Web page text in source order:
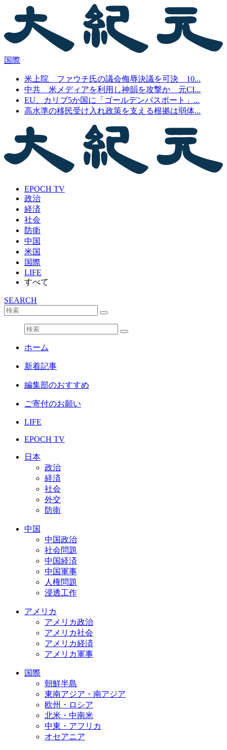
国際
米上院 ファウチ氏の議会侮辱決議を可決 10...
中共 米メディアを利用し神韻を攻撃か 元CI...
EU、カリブ5か国に「ゴールデンパスポート」...
高水準の移民受け入れ政策を支える根拠は弱体...
EPOCH TV
政治
経済
社会
防衛
中国
米国
国際
LIFE
すべて
SEARCH
ホーム
新着記事
編集部のおすすめ
ご寄付のお願い
LIFE
EPOCH TV
日本
政治
経済
社会
外交
防衛
中国
中国政治
社会問題
中国経済
中国軍事
人権問題
浸透工作
アメリカ
アメリカ政治
アメリカ社会
アメリカ経済
アメリカ軍事
国際
朝鮮半島
東南アジア・南アジア
欧州・ロシア
北米・中南米
中東・アフリカ
オセアニア